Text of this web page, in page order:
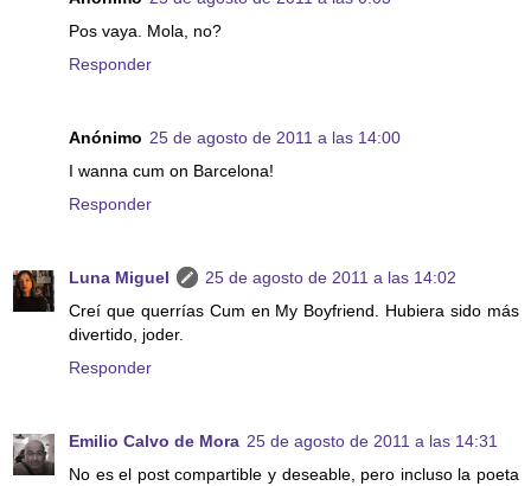
Pos vaya. Mola, no?
Responder
Anónimo 25 de agosto de 2011 a las 14:00
I wanna cum on Barcelona!
Responder
Luna Miguel
25 de agosto de 2011 a las 14:02
Creí que querrías Cum en My Boyfriend. Hubiera sido más
divertido, joder.
Responder
Emilio Calvo de Mora 25 de agosto de 2011 a las 14:31
No es el post compartible y deseable, pero incluso la poeta